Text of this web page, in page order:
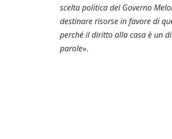
scelta politica del Governo
destinare risorse in favore di
perché il diritto alla casa è un
parole».